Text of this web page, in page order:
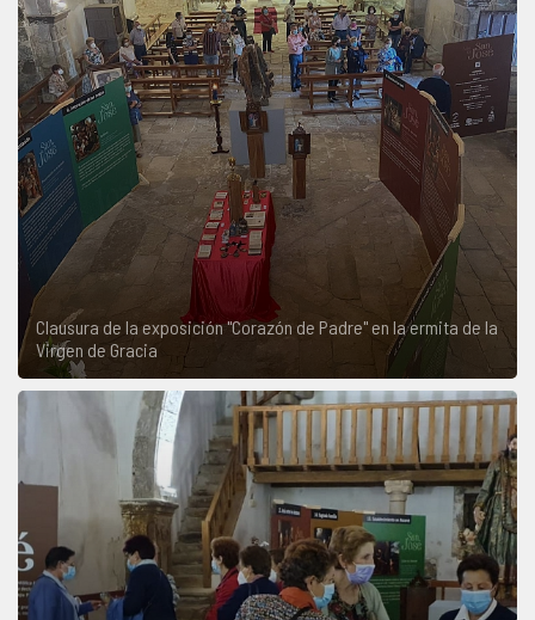
Clausura de la exposición "Corazón de Padre" en la ermita de la
Virgen de Gracia